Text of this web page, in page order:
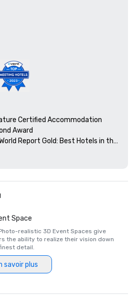
Certified Accommodation
Award
Report Gold: Best Hotels in the
- Reader's Choice Award Top
Islands
Space
realistic 3D Event Spaces give
the ability to realize their vision down
detail.
savoir plus